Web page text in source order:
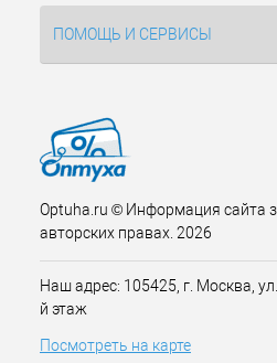
ПОМОЩЬ И СЕРВИСЫ
Optuha.ru © Информация сайта
авторских правах. 2026
Наш адрес: 105425, г. Москва,
й этаж
Посмотреть на карте